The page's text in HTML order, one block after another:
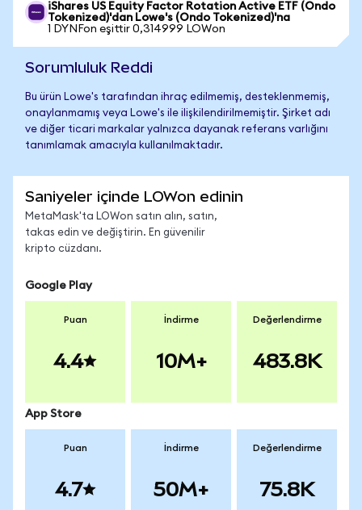
iShares US Equity Factor Rotation Active ETF (Ondo
Tokenized)'dan Lowe's (Ondo Tokenized)'na
1 DYNFon eşittir 0,314999 LOWon
Sorumluluk Reddi
Bu ürün Lowe's tarafından ihraç edilmemiş, desteklenmemiş,
onaylanmamış veya Lowe's ile ilişkilendirilmemiştir. Şirket adı
ve diğer ticari markalar yalnızca dayanak referans varlığını
tanımlamak amacıyla kullanılmaktadır.
Saniyeler içinde LOWon edinin
MetaMask'ta LOWon satın alın, satın,
takas edin ve değiştirin. En güvenilir
kripto cüzdanı.
Google Play
Puan
4.4
İndirme
10M+
Değerlendirme
483.8K
App Store
Puan
4.7
İndirme
50M+
Değerlendirme
75.8K